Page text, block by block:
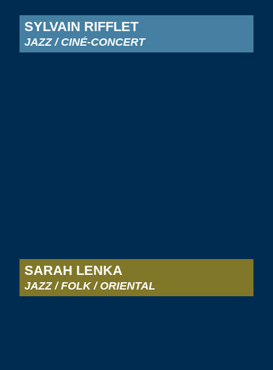
SYLVAIN RIFFLET
JAZZ / CINÉ-CONCERT
SARAH LENKA
JAZZ / FOLK / ORIENTAL